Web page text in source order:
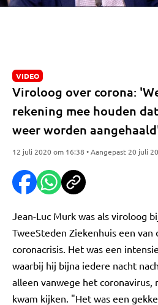
VIDEO
Viroloog over corona:
rekening mee houden
weer worden
12 juli 2020 om 16:38 • Aangepast 20 juli
Jean-Luc Murk was als viroloog
TweeSteden Ziekenhuis een van
coronacrisis. Het was een
waarbij hij bijna iedere nacht
alleen vanwege het coronavirus,
kwam kijken. "Het was een